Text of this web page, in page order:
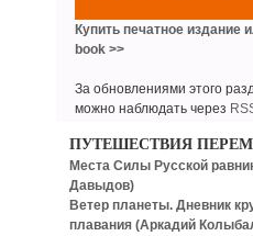
Купить печатное издание
book >>
За обновлениями этого
можно наблюдать через
ПУТЕШЕСТВИЯ
Места Силы Русской
Давыдов)
Ветер планеты. Дневник
плавания (Аркадий